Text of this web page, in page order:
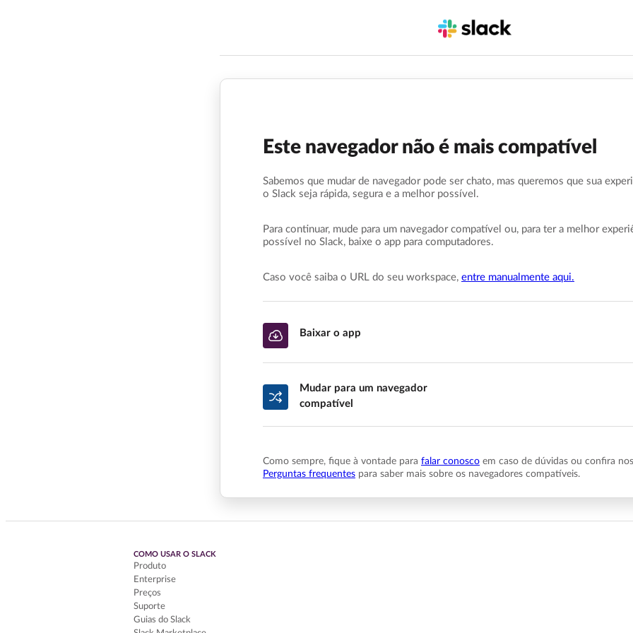
Este navegador não é mais compatível
Sabemos que mudar de navegador pode ser chato, mas queremos que sua
o Slack seja rápida, segura e a melhor possível.
Para continuar, mude para um navegador compatível ou, para ter a melhor
possível no Slack, baixe o app para computadores.
Caso você saiba o URL do seu workspace, entre manualmente aqui.
Baixar o app
Mudar para um navegador
compatível
Como sempre, fique à vontade para falar conosco em caso de dúvidas ou confira
Perguntas frequentes para saber mais sobre os navegadores compatíveis.
COMO USAR O SLACK
Produto
Enterprise
Preços
Suporte
Guias do Slack